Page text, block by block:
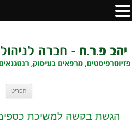
תפריט
הגשת בקשה למשיכת